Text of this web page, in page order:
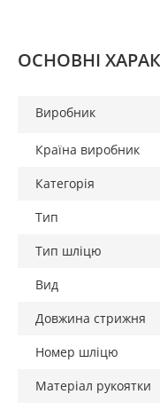
ОСНОВНІ
Виробник
Країна виробник
Категорія
Тип
Тип шліцю
Вид
Довжина стрижня
Номер шліцю
Матеріал рукоятки